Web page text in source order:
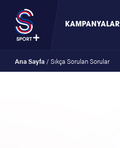
KAMPANYALAR
Ana Sayfa /Sıkça Sorulan Sorular